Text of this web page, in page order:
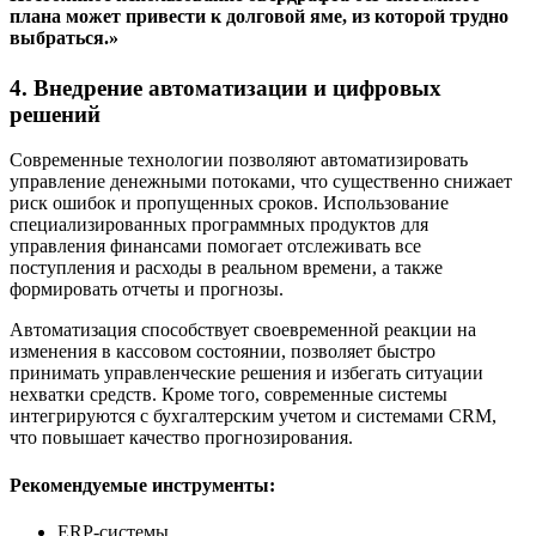
плана может привести к долговой яме, из которой трудно
выбраться.»
4. Внедрение автоматизации и цифровых
решений
Современные технологии позволяют автоматизировать
управление денежными потоками, что существенно снижает
риск ошибок и пропущенных сроков. Использование
специализированных программных продуктов для
управления финансами помогает отслеживать все
поступления и расходы в реальном времени, а также
формировать отчеты и прогнозы.
Автоматизация способствует своевременной реакции на
изменения в кассовом состоянии, позволяет быстро
принимать управленческие решения и избегать ситуации
нехватки средств. Кроме того, современные системы
интегрируются с бухгалтерским учетом и системами CRM,
что повышает качество прогнозирования.
Рекомендуемые инструменты:
ERP-системы